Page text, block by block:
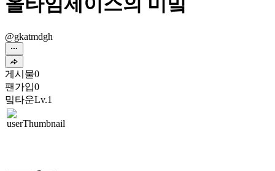
@gkatmdgh
게시물0
팬가입0
밐타운Lv.1